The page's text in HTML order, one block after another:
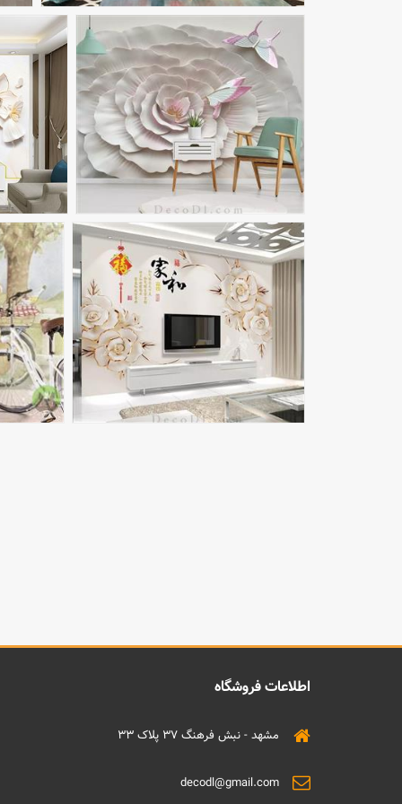
اطلاعات فروشگاه
مشهد - نبش فرهنگ 37 پلاک 33
decodl@gmail.com